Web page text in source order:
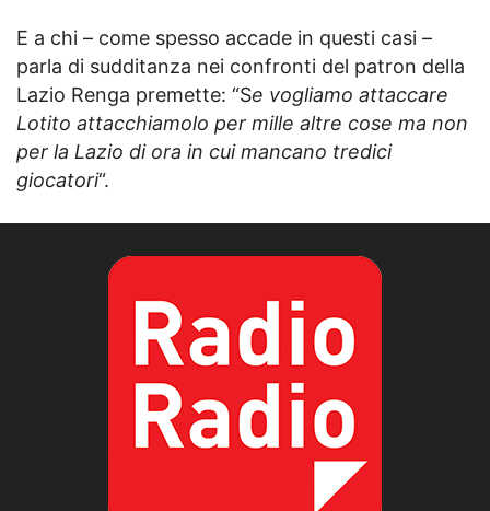
E a chi – come spesso accade in questi casi –
parla di sudditanza nei confronti del patron della
Lazio Renga premette: “Se vogliamo attaccare
Lotito attacchiamolo per mille altre cose ma non
per la Lazio di ora in cui mancano tredici
giocatori“.